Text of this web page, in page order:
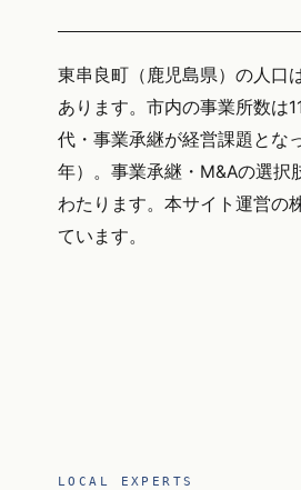
東串良町（鹿児島県）の人口
あります。市内の事業所数は
代・事業承継が経営課題とな
年）。事業承継・M&Aの選択
わたります。本サイト運営の
ています。
LOCAL EXPERTS